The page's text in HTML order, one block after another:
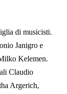
di musicisti.
Janigro e
Kelemen.
Claudio
Argerich,